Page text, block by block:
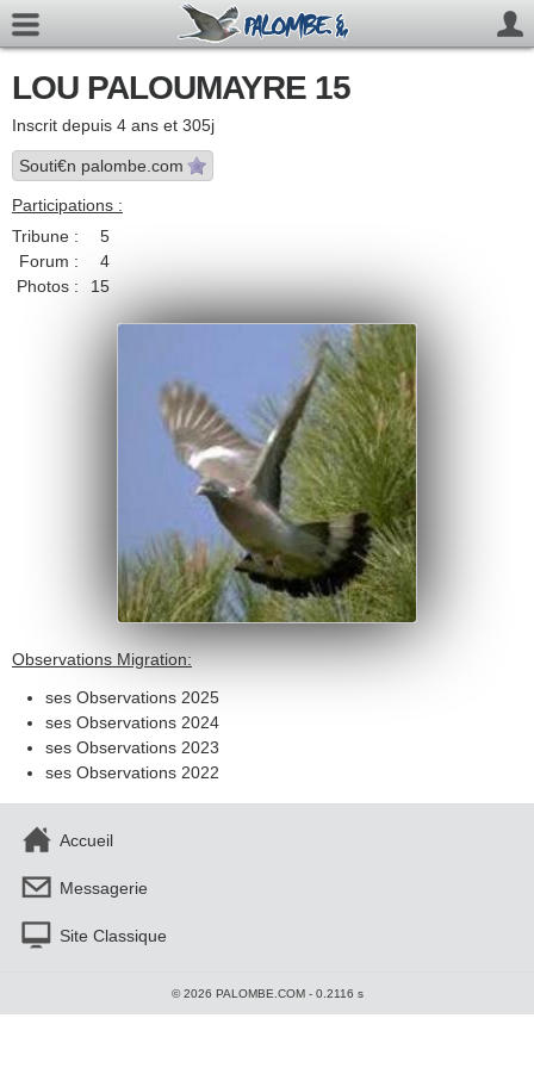
LOU PALOUMAYRE 15
Inscrit depuis 4 ans et 305j
Souti€n palombe.com
Participations :
Tribune :
5
Forum :
4
Photos :
15
Observations Migration:
ses Observations 2025
ses Observations 2024
ses Observations 2023
ses Observations 2022
Accueil
Messagerie
Site Classique
© 2026 PALOMBE.COM - 0.2116 s